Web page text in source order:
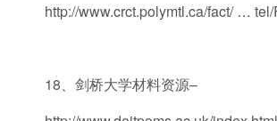
http://www.crct.polymtl.ca/fact/ …
18、剑桥大学材料资源–